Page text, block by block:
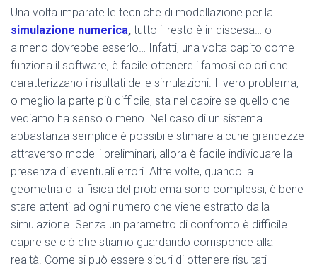
Una volta imparate le tecniche di modellazione per la
simulazione numerica, tutto il resto è in discesa… o
almeno dovrebbe esserlo… Infatti, una volta capito come
funziona il software, è facile ottenere i famosi colori che
caratterizzano i risultati delle simulazioni. Il vero problema,
o meglio la parte più difficile, sta nel capire se quello che
vediamo ha senso o meno. Nel caso di un sistema
abbastanza semplice è possibile stimare alcune grandezze
attraverso modelli preliminari, allora è facile individuare la
presenza di eventuali errori. Altre volte, quando la
geometria o la fisica del problema sono complessi, è bene
stare attenti ad ogni numero che viene estratto dalla
simulazione. Senza un parametro di confronto è difficile
capire se ciò che stiamo guardando corrisponde alla
realtà. Come si può essere sicuri di ottenere risultati